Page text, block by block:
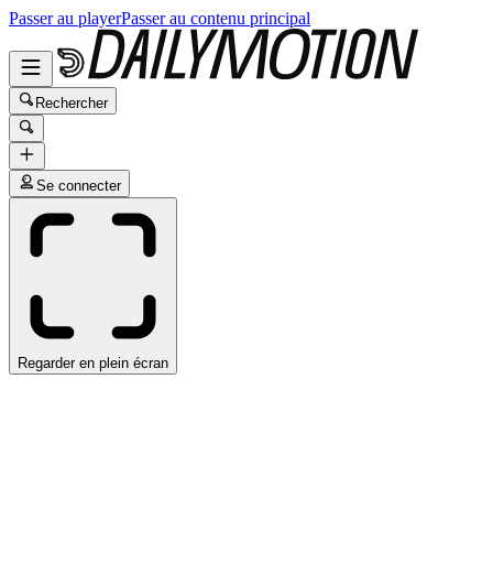
Passer au playerPasser au contenu principal
Rechercher
Se connecter
Regarder en plein écran